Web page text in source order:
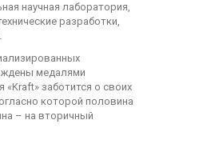
научная лаборатория,
разработки,
медалями
заботится о своих
которой половина
– на вторичный